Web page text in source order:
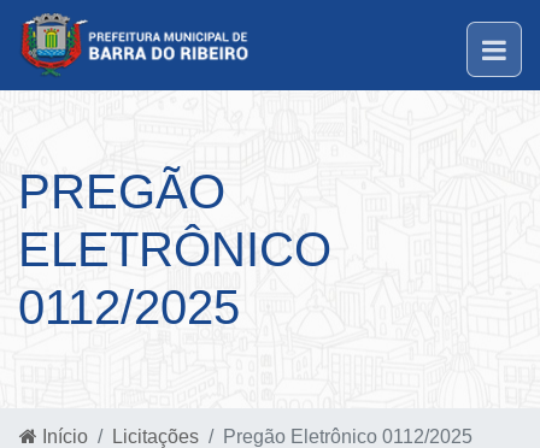
PREGÃO
ELETRÔNICO
0112/2025
Início Licitações Pregão Eletrônico 0112/2025